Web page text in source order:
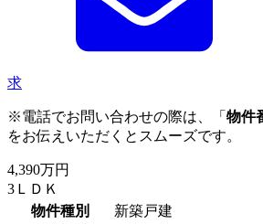
求
※電話でお問い合わせの際は、「 物件
をお伝えいただくとスムーズです。
4,390万円
3ＬＤＫ
物件種別
新築戸建